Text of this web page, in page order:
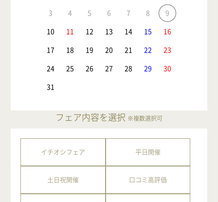
3
4 5 6 7 8
9
10
11 12 13 14 15
16
17
18 19 20 21 22
23
24
25 26 27 28 29
30
31
フェア内容を選択 ※複数選択可
イチオシフェア 平日開催
土日祝開催 口コミ高評価